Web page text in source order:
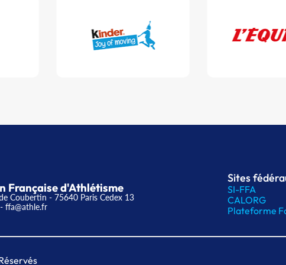
Française d'Athlétisme
Coubertin - 75640 Paris Cedex 13
- ffa@athle.fr
Sites
SI-FFA
CALORG
Plateforme